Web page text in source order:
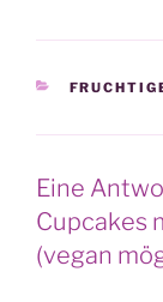
Eine
Cupcakes
(vegan